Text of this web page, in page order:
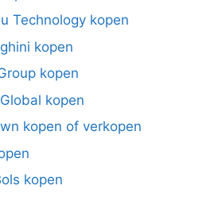
Technology kopen
kopen
kopen
kopen
kopen of verkopen
kopen